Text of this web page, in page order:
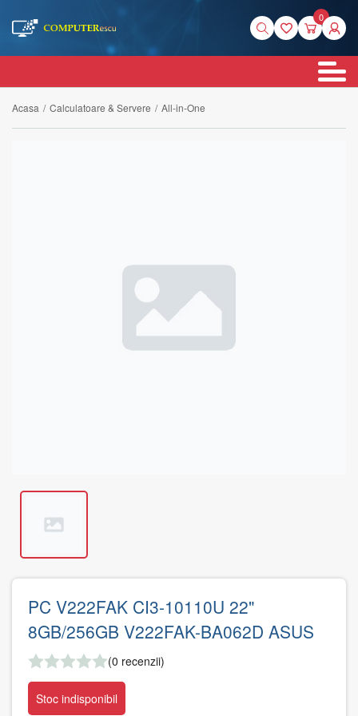
0
Acasa / Calculatoare & Servere / All-in-One
PC V222FAK CI3-10110U 22"
8GB/256GB V222FAK-BA062D ASUS
(0 recenzii)
Stoc indisponibil